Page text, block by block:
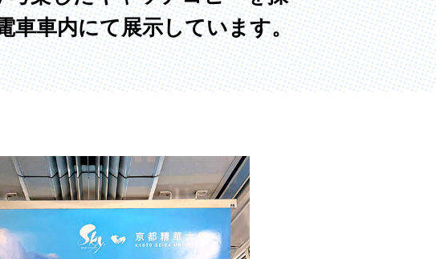
カートゥーンコース
（2025年度募集停止）
（仮称・構想中／2028年
度開設予定）
車車内にて展示しています。